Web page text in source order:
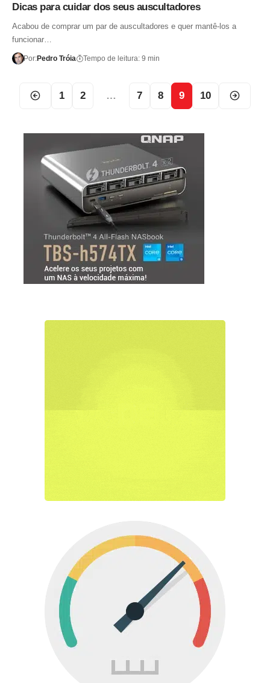
Dicas para cuidar dos seus auscultadores
Acabou de comprar um par de auscultadores e quer mantê-los a
funcionar…
Por:Pedro Tróia Tempo de leitura: 9 min
1 2 … 7 8 9 10